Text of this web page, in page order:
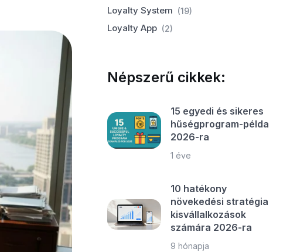
Loyalty System (19)
Loyalty App (2)
Népszerű cikkek:
15 egyedi és sikeres
hűségprogram-példa
2026-ra
1 éve
10 hatékony
növekedési stratégia
kisvállalkozások
számára 2026-ra
9 hónapja